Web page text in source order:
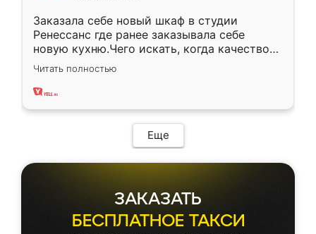
Заказала себе новый шкаф в студии
Ренессанс где ранее заказывала себе
новую кухню.Чего искать, когда качеством
вполне довольна. Служит кухня уже почти
два года, нареканий нет.
Читать полностью
Еще
ЗАКАЗАТЬ
БЕСПЛАТНОЕ ТАКСИ